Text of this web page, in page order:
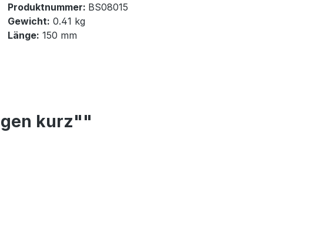
Produktnummer: BS08015
Gewicht: 0.41 kg
Länge: 150 mm
kurz""